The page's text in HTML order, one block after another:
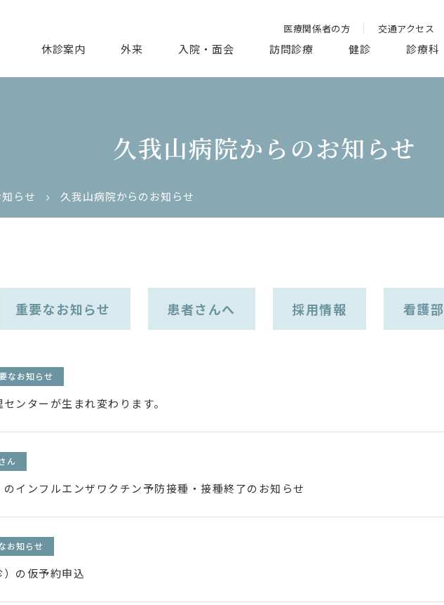
医療関係者の方 交通アクセス
休診案内 外来 入院・面会 訪問診療 健診 診療科
久我山病院からのお知らせ
知らせ 久我山病院からのお知らせ
重要なお知らせ 患者さんへ 採用情報 看護部
なお知らせ
ンターが生まれ変わります。
ん
インフルエンザワクチン予防接種・接種終了のお知らせ
お知らせ
の仮予約申込